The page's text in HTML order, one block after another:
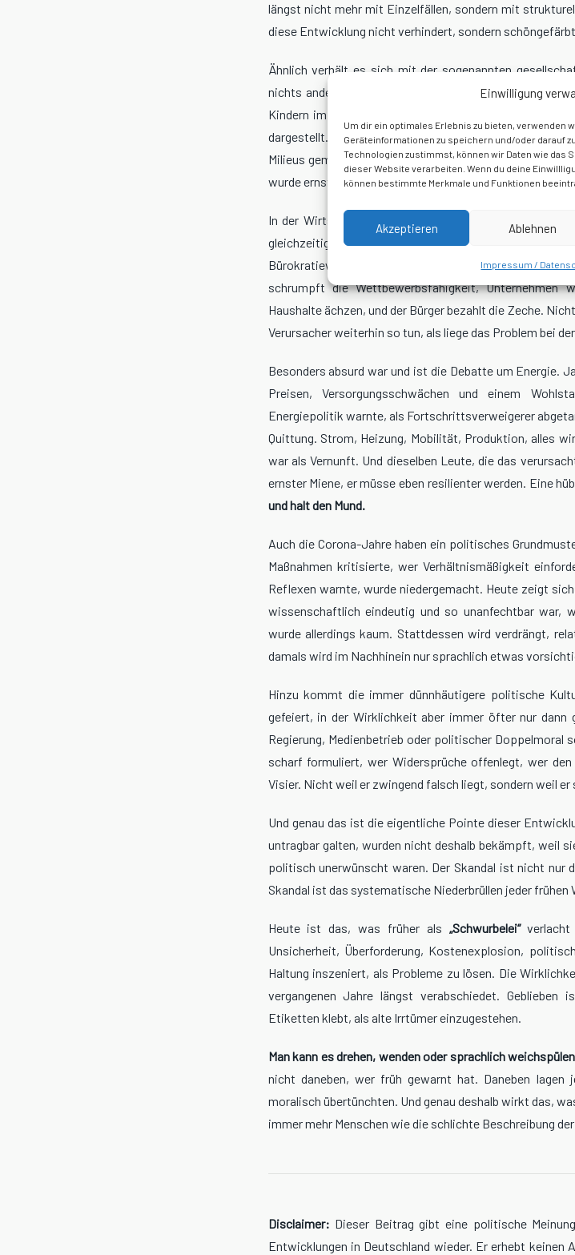
Einwilligung
Um dir ein optimales Erlebnis zu bieten, verwenden
Geräteinformationen zu speichern und/oder darauf
Technologien zustimmst, können wir Daten wie das
dieser Website verarbeiten. Wenn du deine
können bestimmte Merkmale und Funktionen
Akzeptieren Ablehnen
Impressum /
längst nicht mehr mit Einzelfällen, sondern mit
diese Entwicklung nicht verhindert, sondern
Ähnlich verhält es sich mit der sogenannten
nichts anderes ist als staatlich gestützte
Kindern im schulischen oder vorschulischen Umfeld
dargestellt. Wer forderte, dass Kinder geschützt und
Milieus gemacht werden dürfen, wurde diskreditiert.
wurde ernst genommen, sondern die Kritiker wurden zum
In der Wirtschafts- und Finanzpolitik sieht es kaum
gleichzeitig Massenzuwanderung, ausufernde
Bürokratiewahnsinn und industrielle
schrumpft die Wettbewerbsfähigkeit, Unternehmen
Haushalte ächzen, und der Bürger bezahlt die Zeche.
Verursacher weiterhin so tun, als liege das Problem bei
Besonders absurd war und ist die Debatte um Energie.
Preisen, Versorgungsschwächen und einem
Energiepolitik warnte, als Fortschrittsverweigerer
Quittung. Strom, Heizung, Mobilität, Produktion, alles
war als Vernunft. Und dieselben Leute, die das
ernster Miene, er müsse eben resilienter werden. Eine
und halt den Mund.
Auch die Corona-Jahre haben ein politisches
Maßnahmen kritisierte, wer Verhältnismäßigkeit
Reflexen warnte, wurde niedergemacht. Heute zeigt
wissenschaftlich eindeutig und so unanfechtbar war,
wurde allerdings kaum. Stattdessen wird verdrängt,
damals wird im Nachhinein nur sprachlich etwas
Hinzu kommt die immer dünnhäutigere politische
gefeiert, in der Wirklichkeit aber immer öfter nur
Regierung, Medienbetrieb oder politischer Doppelmoral
scharf formuliert, wer Widersprüche offenlegt, wer
Visier. Nicht weil er zwingend falsch liegt, sondern weil
Und genau das ist die eigentliche Pointe dieser
untragbar galten, wurden nicht deshalb bekämpft, weil
politisch unerwünscht waren. Der Skandal ist nicht nur
Skandal ist das systematische Niederbrüllen jeder frühen
Heute ist das, was früher als „Schwurbelei“verlacht
Unsicherheit, Überforderung, Kostenexplosion,
Haltung inszeniert, als Probleme zu lösen. Die
vergangenen Jahre längst verabschiedet.
Etiketten klebt, als alte Irrtümer einzugestehen.
Man kann es drehen, wenden oder sprachlich
nicht daneben, wer früh gewarnt hat. Daneben lagen
moralisch übertünchten. Und genau deshalb wirkt das,
immer mehr Menschen wie die schlichte Beschreibung
Disclaimer: Dieser Beitrag gibt eine politische
Entwicklungen in Deutschland wieder. Er erhebt